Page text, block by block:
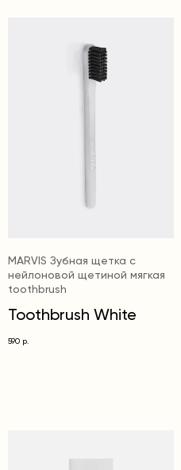
MARVIS Зубная щетка с
нейлоновой щетиной мягкая
toothbrush
Toothbrush White
590 р.